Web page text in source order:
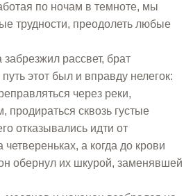
по ночам в темноте, мы
трудности, преодолеть любые
рассвет, брат
этот был и вправду нелегок:
через реки,
продираться сквозь густые
отказывались идти от
четвереньках, а когда до крови
обернул их шкурой, заменявшей